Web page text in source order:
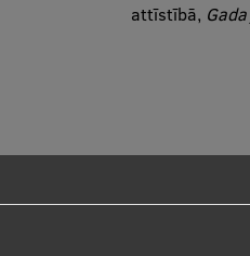
attīstībā,